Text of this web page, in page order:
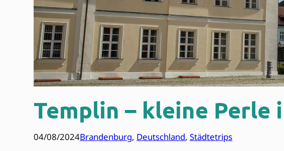
Templin – kleine Perle
04/08/2024Brandenburg, Deutschland, Städtetrips